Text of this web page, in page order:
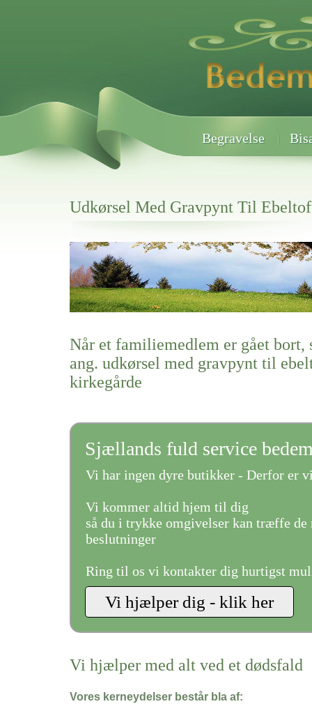
Begravelse
Udkørsel Med Gravpynt Til
Her hos os får du altid en god afslutning når det gælder
Udkørsel Med Gravpynt Til Ebeltoft Kirkegårde
vi hjælper i alle faser af begravelsel
Når et familiemedlem er gået bort,
ang. udkørsel med gravpynt til
kirkegårde
Sjællands fuld service
Vi har ingen dyre butikker - Derfor er
Vi kommer altid hjem til dig
så du i trykke omgivelser kan træffe de
beslutninger
Ring til os vi kontakter dig hurtigst
Vi hjælper med alt ved et dødsfald
Vores kerneydelser består bla af: